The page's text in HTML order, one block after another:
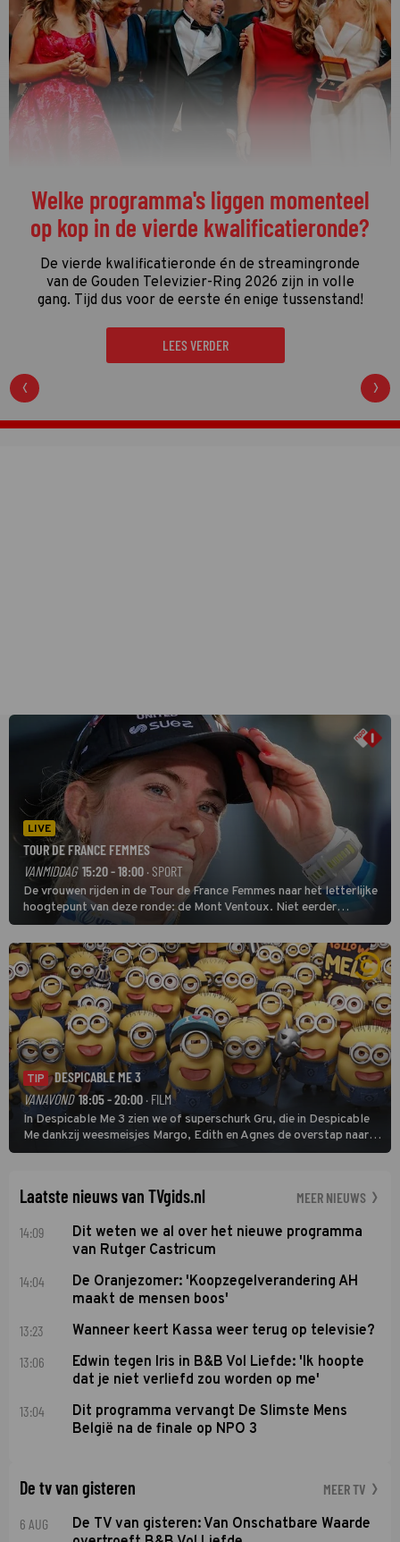
De streamingtip van de week: The
Idaho Murders: College Nightmare op
Netflix
De driedelige documentaireThe Idaho Murders:
College Nightmaregaat over een van de gruwelijkste
moordzaken van de laatste jaren en is een
regelrechte hit op Netflix.
LIVE
TOUR DE FRANCE FEMMES
VANMIDDAG 15:20 - 18:00 · SPORT
De vrouwen rijden in de Tour de France Femmes naar het letterlijke
hoogtepunt van deze ronde: de Mont Ventoux. Niet eerder
finishten de vrouwen voor deze koers op deze kale col uit de
buitencategorie. De aanloop naar de slotklim is vlak.
TIP
DESPICABLE ME 3
VANAVOND 18:05 - 20:00· FILM
In Despicable Me 3 zien we of superschurk Gru, die in Despicable
Me dankzij weesmeisjes Margo, Edith en Agnes de overstap naar
het rechte pad maakte, ook op dat pad weet te blijven.
Laatste nieuws van TVgids.nl MEER NIEUWS
14:09
Dit weten we al over het nieuwe programma
van Rutger Castricum
14:04
De Oranjezomer: 'Koopzegelverandering AH
maakt de mensen boos'
13:23 Wanneer keert Kassa weer terug op televisie?
13:06
Edwin tegen Iris in B&B Vol Liefde: 'Ik hoopte
dat je niet verliefd zou worden op me'
13:04
Dit programma vervangt De Slimste Mens
België na de finale op NPO 3
De tv van gisteren MEER TV
6 AUG
De TV van gisteren: Van Onschatbare Waarde